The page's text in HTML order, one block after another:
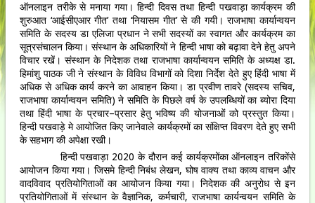
ऑनलाइन तरीके से मनाया गया। हिन्दी दिवस तथा हिन्दी पखवाड़ा कार्यक्रम की
शुरुआत ‘आईसीएआर गीत’ तथा ‘नियासम गीत’ से की गयी। राजभाषा कार्यान्वयन
समिति के सदस्य डा एलिजा प्रधान ने सभी सदस्यों का स्वागत और कार्यक्रम का
सूत्रसंचालन किया। संस्थान के अधिकारियों ने हिन्दी भाषा को बढ़ावा देने हेतु अपने
विचार रखें। संस्थान के निदेशक तथा राजभाषा कार्यान्वयन समिति के अध्यक्ष डा.
हिमांशु पाठक जी ने संस्थान के विविध विभागों को दिशा निर्देश देते हुए हिंदी भाषा में
अधिक से अधिक कार्य करने का आवाहन किया। डा प्रवीण तावरे (सदस्य सचिव,
राजभाषा कार्यान्वयन समिति) ने समिति के पिछले वर्ष के उपलब्धियों का ब्योरा दिया
तथा हिंदी भाषा के प्रचार–प्रसार हेतु भविष्य की योजनाओं को प्रस्तुत किया।
हिन्दी पखवाड़े मे आयोजित किए जानेवाले कार्यक्रमों का संक्षिप्त विवरण देते हुए सभी
के सहभाग की अपेक्षा रखी।
हिन्दी पखवाड़ा 2020 के दौरान कई कार्यक्रमोंका ऑनलाइन तरिकोंसे
आयोजन किया गया। जिसमे हिन्दी निबंध लेखन, घोष वाक्य तथा काव्य वाचन और
वादविवाद प्रतियोगिताओं का आयोजन किया गया। निदेशक की अनुरोध से इन
प्रतियोगिताओं में संस्थान के वैज्ञानिक, कर्मचारी, राजभाषा कार्यन्वयन समिति के